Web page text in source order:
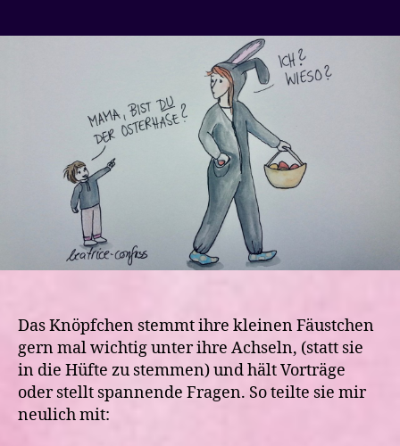
Das Knöpfchen stemmt ihre kleinen Fäustchen
gern mal wichtig unter ihre Achseln, (statt sie
in die Hüfte zu stemmen) und hält Vorträge
oder stellt spannende Fragen. So teilte sie mir
neulich mit: